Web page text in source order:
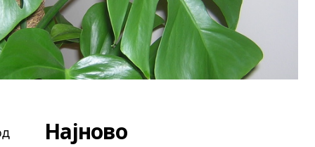
Најново